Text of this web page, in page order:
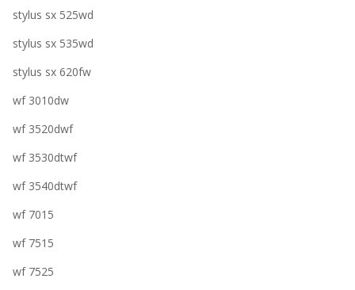
stylus sx 525wd
stylus sx 535wd
stylus sx 620fw
wf 3010dw
wf 3520dwf
wf 3530dtwf
wf 3540dtwf
wf 7015
wf 7515
wf 7525